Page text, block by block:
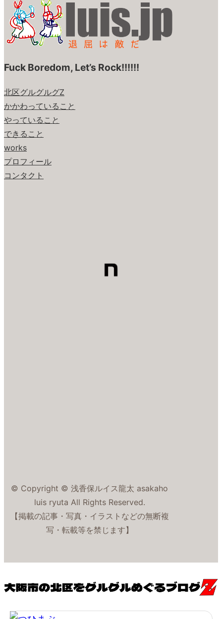
Fuck Boredom, Let’s Rock!!!!!!
北区グルグルグZ
かかわっていること
やっていること
できること
works
プロフィール
コンタクト
© Copyright © 浅香保ルイス龍太 asakaho
luis ryuta All Rights Reserved.
【掲載の記事・写真・イラストなどの無断複
写・転載等を禁じます】